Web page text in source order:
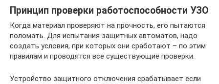
Принцип проверки работоспособности УЗО
Когда материал проверяют на прочность, его пытаются
поломать. Для испытания защитных автоматов, надо
создать условия, при которых они сработают – по этим
правилам и проводятся все существующие проверки.
Устройство защитного отключения срабатывает если